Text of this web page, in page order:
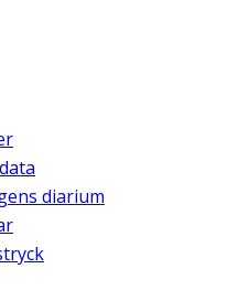
diarium